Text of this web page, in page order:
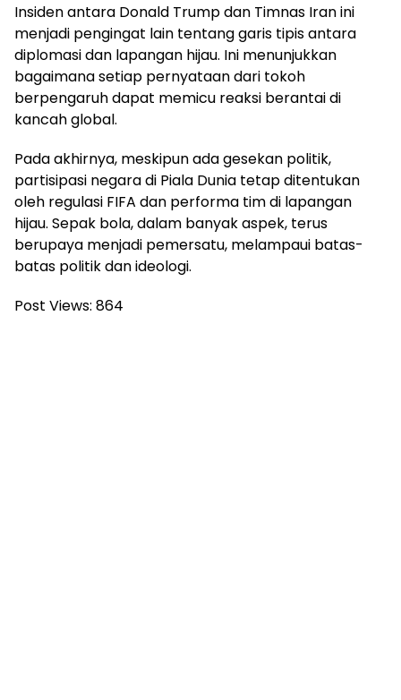
Insiden antara Donald Trump dan Timnas Iran ini
menjadi pengingat lain tentang garis tipis antara
diplomasi dan lapangan hijau. Ini menunjukkan
bagaimana setiap pernyataan dari tokoh
berpengaruh dapat memicu reaksi berantai di
kancah global.
Pada akhirnya, meskipun ada gesekan politik,
partisipasi negara di Piala Dunia tetap ditentukan
oleh regulasi FIFA dan performa tim di lapangan
hijau. Sepak bola, dalam banyak aspek, terus
berupaya menjadi pemersatu, melampaui batas-
batas politik dan ideologi.
Post Views: 864